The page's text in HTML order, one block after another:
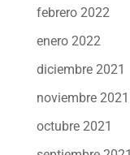
febrero 2022
enero 2022
diciembre 2021
noviembre 2021
octubre 2021